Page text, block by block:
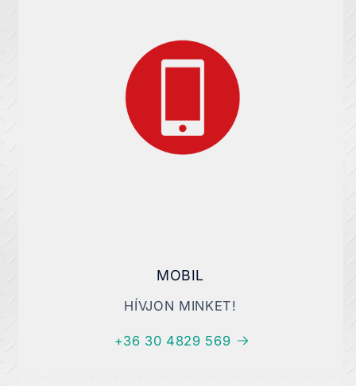
MOBIL
HÍVJON MINKET!
+36 30 4829 569